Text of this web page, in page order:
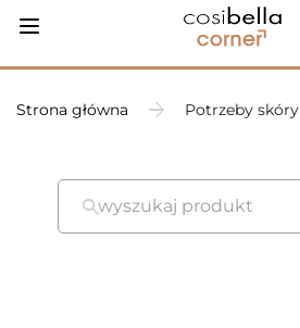
Strona główna Potrzeby skóry
wyszukaj produkt